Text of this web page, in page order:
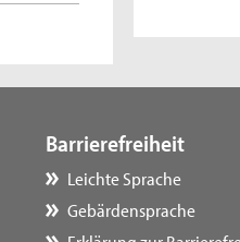
Barrierefreiheit
Leichte Sprache
Gebärdensprache